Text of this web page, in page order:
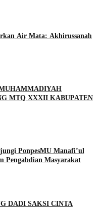
Air Mata: Akhirussanah
MTQ XXXII KABUPATEN
PonpesMU Manafi’ul
Pengabdian Masyarakat
DADI SAKSI CINTA